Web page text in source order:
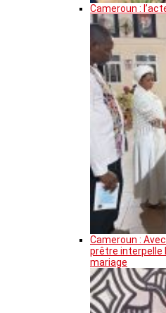
Cameroun :
Cameroun :
prêtre interpelle
mariage